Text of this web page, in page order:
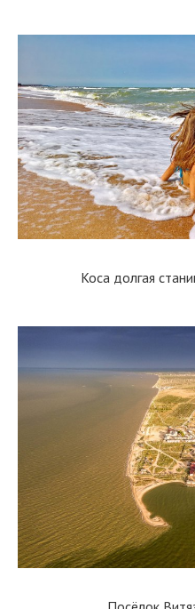
Коса долгая